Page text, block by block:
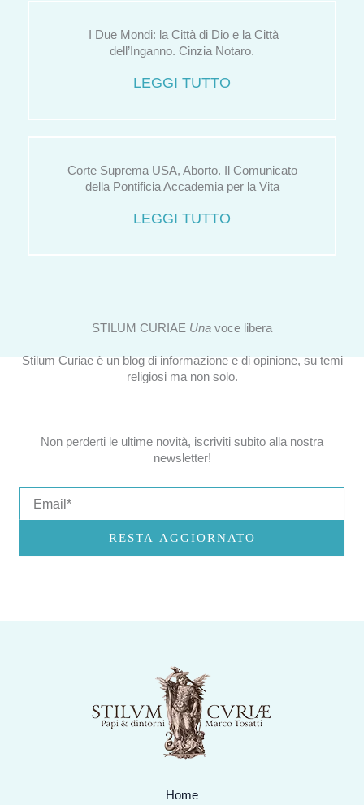
I Due Mondi: la Città di Dio e la Città
dell’Inganno. Cinzia Notaro.
LEGGI TUTTO
Corte Suprema USA, Aborto. Il Comunicato
della Pontificia Accademia per la Vita
LEGGI TUTTO
STILUM CURIAE Una voce libera
Stilum Curiae è un blog di informazione e di opinione, su temi
religiosi ma non solo.
Non perderti le ultime novità, iscriviti subito alla nostra
newsletter!
RESTA AGGIORNATO
Home